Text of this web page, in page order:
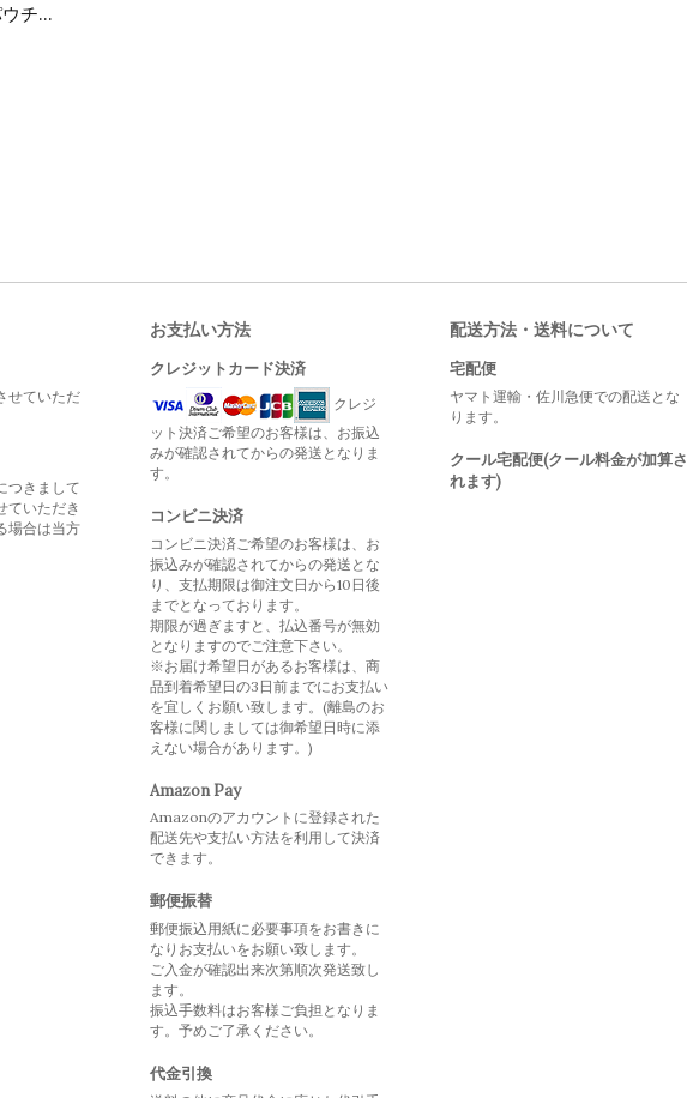
０g】
せていただ
つきまして
ていただき
場合は当方
お支払い方法
クレジットカード決済
クレジ
ット決済ご希望のお客様は、お振込
みが確認されてからの発送となりま
す。
コンビニ決済
コンビニ決済ご希望のお客様は、お
振込みが確認されてからの発送とな
り、支払期限は御注文日から10日後
までとなっております。
期限が過ぎますと、払込番号が無効
となりますのでご注意下さい。
※お届け希望日があるお客様は、商
品到着希望日の3日前までにお支払い
を宜しくお願い致します。(離島のお
客様に関しましては御希望日時に添
えない場合があります。)
Amazon Pay
Amazonのアカウントに登録された
配送先や支払い方法を利用して決済
できます。
郵便振替
郵便振込用紙に必要事項をお書きに
なりお支払いをお願い致します。
ご入金が確認出来次第順次発送致し
ます。
振込手数料はお客様ご負担となりま
す。予めご了承ください。
代金引換
配送方法・送料について
宅配便
ヤマト運輸・佐川急便での配送とな
ります。
クール宅配便(クール料金が加算さ
れます)